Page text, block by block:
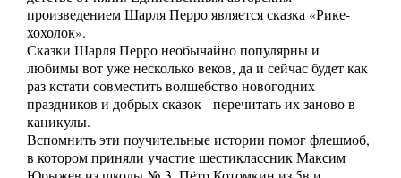
произведением Шарля Перро является сказка «Рике-
хохолок».
Сказки Шарля Перро необычайно популярны и
любимы вот уже несколько веков, да и сейчас будет как
раз кстати совместить волшебство новогодних
праздников и добрых сказок - перечитать их заново в
каникулы.
Вспомнить эти поучительные истории помог флешмоб,
в котором приняли участие шестиклассник Максим